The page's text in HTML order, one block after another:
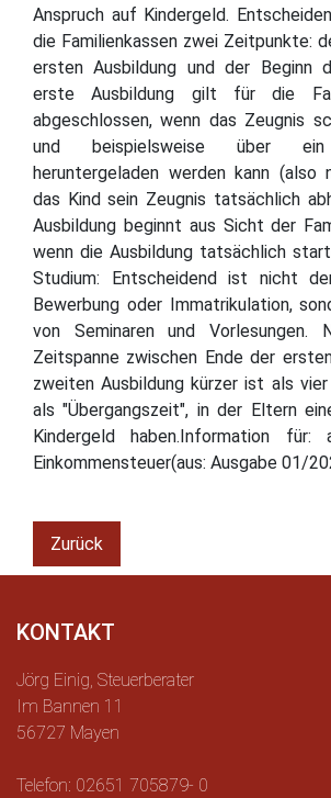
Anspruch auf Kindergeld.
die Familienkassen zwei Zeitpunkte:
ersten Ausbildung und der Beginn
erste Ausbildung gilt für die
abgeschlossen, wenn das Zeugnis
und beispielsweise über ein
heruntergeladen werden kann (also
das Kind sein Zeugnis tatsächlich
Ausbildung beginnt aus Sicht der
wenn die Ausbildung tatsächlich
Studium: Entscheidend ist nicht
Bewerbung oder Immatrikulation,
von Seminaren und Vorlesungen.
Zeitspanne zwischen Ende der
zweiten Ausbildung kürzer ist als
als "Übergangszeit", in der Eltern
Kindergeld haben.Information für:
Einkommensteuer(aus: Ausgabe 01/
Zurück
KONTAKT
Jörg Einig, Steuerberater
Im Bannen 11
56727 Mayen
Telefon: 02651 705879- 0